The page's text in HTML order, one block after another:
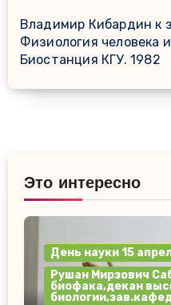
Владимир Кибардин к
Физиология человека
Биостанция КГУ. 1982
Это интересно
День науки 15
Рушан Мирзович
биофака,декан